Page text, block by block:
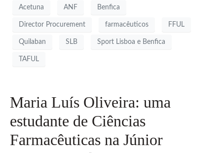
Acetuna ANF Benfica
Director Procurement farmacêuticos FFUL
Quilaban SLB Sport Lisboa e Benfica
TAFUL
Maria Luís Oliveira: uma
estudante de Ciências
Farmacêuticas na Júnior